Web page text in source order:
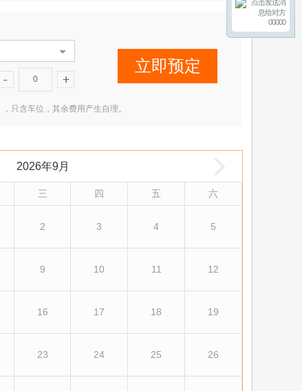
00000
0
只含车位，其余费用产生自理。
立即预定
2026年9月
三 四 五 六
2 3 4 5
9 10 11 12
16 17 18 19
23 24 25 26